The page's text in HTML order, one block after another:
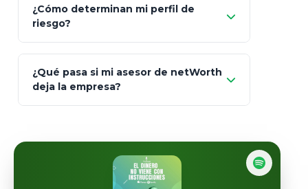
Fintual
Art.
93
totalmente
libres de impuestos
¿Cómo determinan mi perfil de
riesgo?
¿Qué pasa si mi asesor de netWorth
deja la empresa?
automáticamente